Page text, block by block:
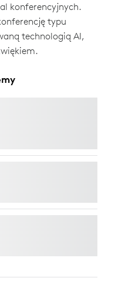
konferencyjnych.
typu
technologią AI,